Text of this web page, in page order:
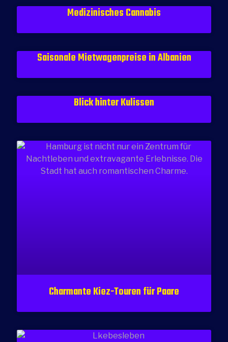
Medizinisches Cannabis
Saisonale Mietwagenpreise in Albanien
Blick hinter Kulissen
Charmante Kiez-Touren für Paare